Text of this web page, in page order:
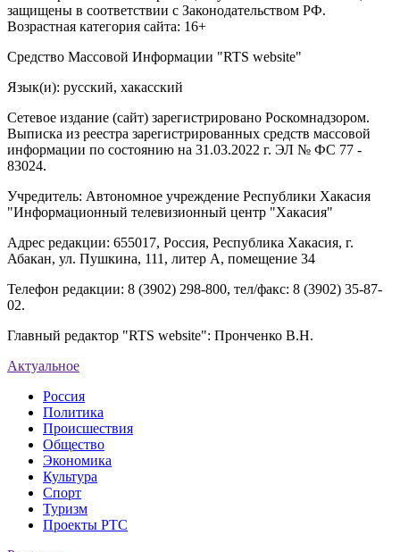
защищены в соответствии с Законодательством РФ.
Возрастная категория сайта: 16+
Средство Массовой Информации "RTS website"
Язык(и): русский, хакасский
Сетевое издание (сайт) зарегистрировано Роскомнадзором.
Выписка из реестра зарегистрированных средств массовой
информации по состоянию на 31.03.2022 г. ЭЛ № ФС 77 -
83024.
Учредитель: Автономное учреждение Республики Хакасия
"Информационный телевизионный центр "Хакасия"
Адрес редакции: 655017, Россия, Республика Хакасия, г.
Абакан, ул. Пушкина, 111, литер А, помещение 34
Телефон редакции: 8 (3902) 298-800, тел/факс: 8 (3902) 35-87-
02.
Главный редактор "RTS website": Пронченко В.Н.
Актуальное
Россия
Политика
Происшествия
Общество
Экономика
Культура
Спорт
Туризм
Проекты РТС